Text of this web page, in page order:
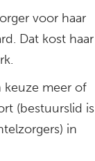
voor haar
Dat kost haar
keuze meer of
(bestuurslid is
in